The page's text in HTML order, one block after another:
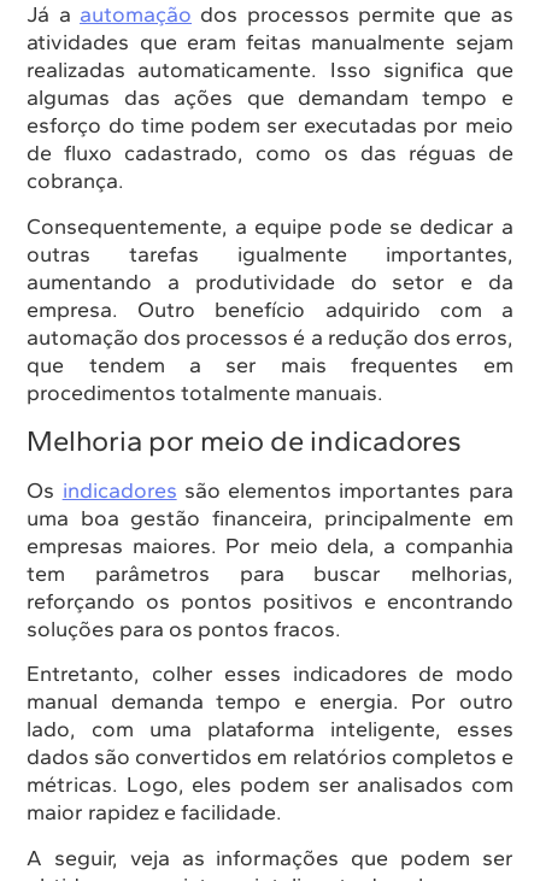
Já a automação dos processos permite que as
atividades que eram feitas manualmente sejam
realizadas automaticamente. Isso significa que
algumas das ações que demandam tempo e
esforço do time podem ser executadas por meio
de fluxo cadastrado, como os das réguas de
cobrança.
Consequentemente, a equipe pode se dedicar a
outras tarefas igualmente importantes,
aumentando a produtividade do setor e da
empresa. Outro benefício adquirido com a
automação dos processos é a redução dos erros,
que tendem a ser mais frequentes em
procedimentos totalmente manuais.
Melhoria por meio de indicadores
Os indicadores são elementos importantes para
uma boa gestão financeira, principalmente em
empresas maiores. Por meio dela, a companhia
tem parâmetros para buscar melhorias,
reforçando os pontos positivos e encontrando
soluções para os pontos fracos.
Entretanto, colher esses indicadores de modo
manual demanda tempo e energia. Por outro
lado, com uma plataforma inteligente, esses
dados são convertidos em relatórios completos e
métricas. Logo, eles podem ser analisados com
maior rapidez e facilidade.
A seguir, veja as informações que podem ser